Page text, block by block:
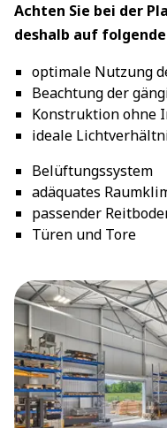
Achten Sie bei der
deshalb auf
optimale Nutzung
Beachtung der
Konstruktion ohne
ideale
Belüftungssystem
adäquates
passender
Türen und Tore